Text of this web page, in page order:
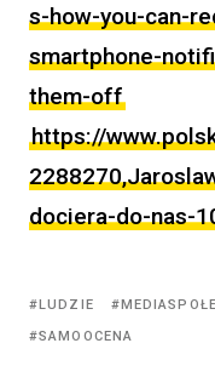
s-how-you-can-
smartphone-
them-off
https://
dociera-do-nas-
LUDZIE
SAMOOCENA